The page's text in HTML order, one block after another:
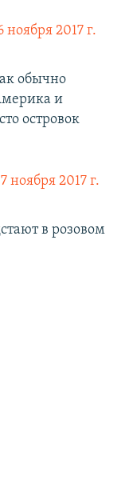
ноября 2017 г.
обычно
и
островок
7 ноября 2017 г.
в розовом